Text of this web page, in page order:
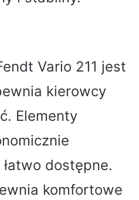
Vario 211 jest
kierowcy
Elementy
dostępne.
komfortowe